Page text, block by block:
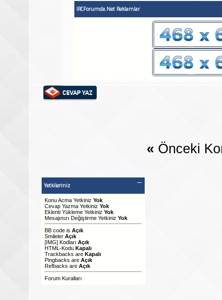
IRCForumda.Net Reklamlar
« Önceki
Yetkileriniz
Konu Acma Yetkiniz Yok
Cevap Yazma Yetkiniz Yok
Eklenti Yükleme Yetkiniz Yok
Mesajınızı Değiştirme Yetkiniz Yok
BB code is Açık
Smileler Açık
[IMG] Kodları Açık
HTML-Kodu Kapalı
Trackbacks are Kapalı
Pingbacks are Açık
Refbacks are Açık
Forum Kuralları